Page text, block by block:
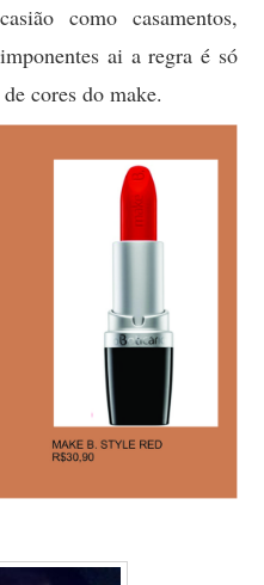
como casamentos,
ai a regra é só
cores do make.